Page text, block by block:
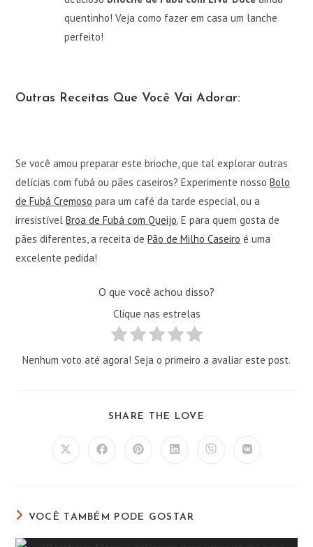
quentinho! Veja como fazer em casa um lanche
perfeito!
Outras Receitas Que Você Vai Adorar:
Se você amou preparar este brioche, que tal explorar outras
delícias com fubá ou pães caseiros? Experimente nossoBolo
de Fubá Cremoso para um café da tarde especial, ou a
irresistívelBroa de Fubá com Queijo. E para quem gosta de
pães diferentes, a receita dePão de Milho Caseiro é uma
excelente pedida!
O que você achou disso?
Clique nas estrelas
Nenhum voto até agora! Seja o primeiro a avaliar este post.
SHARE THE LOVE
Abre Abre Abre Abre Abre Abre
VOCÊ TAMBÉM PODE GOSTAR